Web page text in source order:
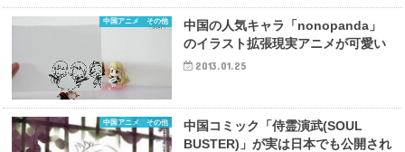
中国アニメ その他
中国の人気キャラ「nonopanda」
のイラスト拡張現実アニメが可愛い
2013.01.25
中国アニメ その他
中国コミック「侍霊演武(SOUL
BUSTER)」が実は日本でも公開され